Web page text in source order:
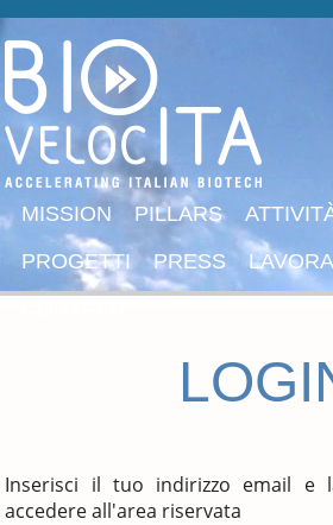
MISSION PILLARS
PROGETTI
PRESS
Inserisci il tuo indirizzo email e
accedere all'area riservata